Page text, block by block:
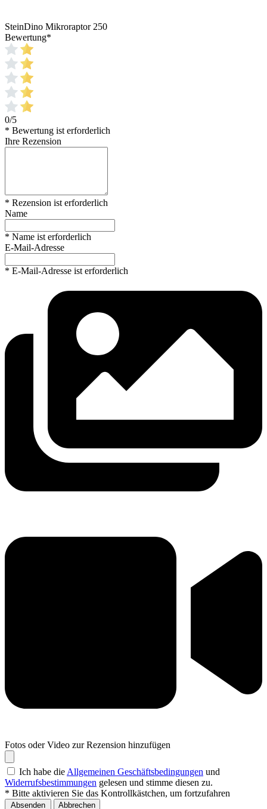
SteinDino Mikroraptor 250
Bewertung*
0/5
* Bewertung ist erforderlich
Ihre Rezension
* Rezension ist erforderlich
Name
* Name ist erforderlich
E-Mail-Adresse
* E-Mail-Adresse ist erforderlich
Fotos oder Video zur Rezension hinzufügen
Ich habe die Allgemeinen Geschäftsbedingungen und
Widerrufsbestimmungen gelesen und stimme diesen zu.
* Bitte aktivieren Sie das Kontrollkästchen, um fortzufahren
Absenden Abbrechen